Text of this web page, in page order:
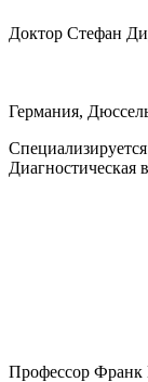
Доктор Стефан
Германия,
Диагностическая
Профессор Франк